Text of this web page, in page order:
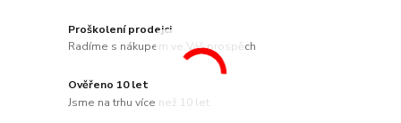
Proškolení prodejci
Radíme s nákupem ve Váš prospěch
Ověřeno 10 let
Jsme na trhu více než 10 let